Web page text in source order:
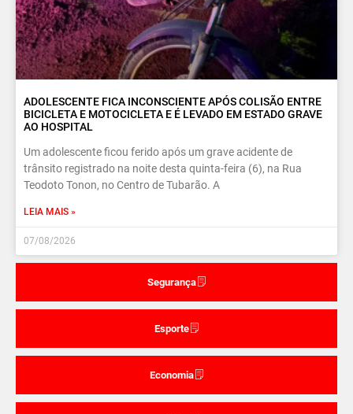
Segurança
Esporte
Economia
ADOLESCENTE FICA INCONSCIENTE APÓS COLISÃO ENTRE
BICICLETA E MOTOCICLETA E É LEVADO EM ESTADO GRAVE
AO HOSPITAL
Um adolescente ficou ferido após um grave acidente de
trânsito registrado na noite desta quinta-feira (6), na Rua
Teodoto Tonon, no Centro de Tubarão. A
LEIA MAIS »
07/08/2026